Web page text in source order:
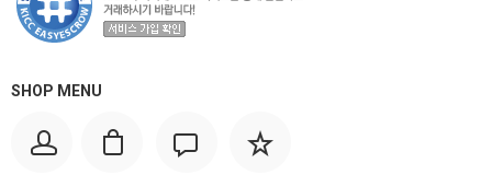
SHOP MENU